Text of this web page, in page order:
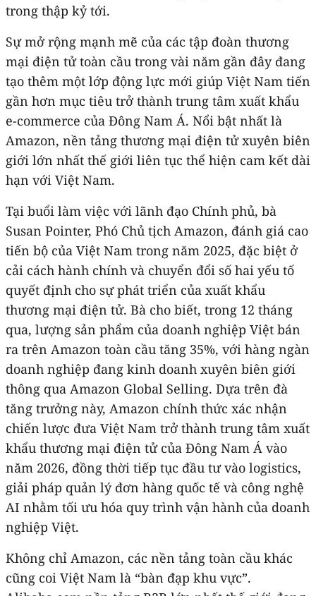
trong thập kỷ tới.
Sự mở rộng mạnh mẽ của các tập đoàn thương
mại điện tử toàn cầu trong vài năm gần đây đang
tạo thêm một lớp động lực mới giúp Việt Nam tiến
gần hơn mục tiêu trở thành trung tâm xuất khẩu
e-commerce của Đông Nam Á. Nổi bật nhất là
Amazon, nền tảng thương mại điện tử xuyên biên
giới lớn nhất thế giới liên tục thể hiện cam kết dài
hạn với Việt Nam.
Tại buổi làm việc với lãnh đạo Chính phủ, bà
Susan Pointer, Phó Chủ tịch Amazon, đánh giá cao
tiến bộ của Việt Nam trong năm 2025, đặc biệt ở
cải cách hành chính và chuyển đổi số hai yếu tố
quyết định cho sự phát triển của xuất khẩu
thương mại điện tử. Bà cho biết, trong 12 tháng
qua, lượng sản phẩm của doanh nghiệp Việt bán
ra trên Amazon toàn cầu tăng 35%, với hàng ngàn
doanh nghiệp đang kinh doanh xuyên biên giới
thông qua Amazon Global Selling. Dựa trên đà
tăng trưởng này, Amazon chính thức xác nhận
chiến lược đưa Việt Nam trở thành trung tâm xuất
khẩu thương mại điện tử của Đông Nam Á vào
năm 2026, đồng thời tiếp tục đầu tư vào logistics,
giải pháp quản lý đơn hàng quốc tế và công nghệ
AI nhằm tối ưu hóa quy trình vận hành của doanh
nghiệp Việt.
Không chỉ Amazon, các nền tảng toàn cầu khác
cũng coi Việt Nam là “bàn đạp khu vực”.